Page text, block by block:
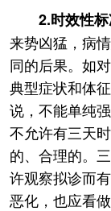
2.时效性
来势凶猛，病
同的后果。如
典型症状和体
说，不能单纯
不允许有三天
的、合理的。
许观察拟诊而
恶化，也应看做